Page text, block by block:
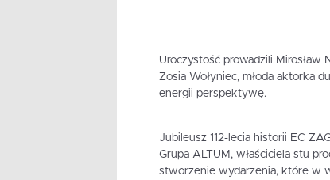
Uroczystość prowadzili
Zosia Wołyniec, młoda aktorka
energii perspektywę.
Jubileusz 112-lecia historii EC
Grupa ALTUM, właściciela stu
stworzenie wydarzenia, które w